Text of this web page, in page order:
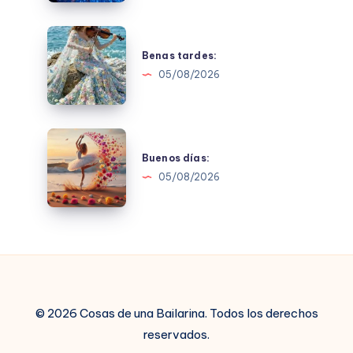
Benas
tardes:
Benas tardes:
05/08/2026
Buenos
días:
Buenos días:
05/08/2026
© 2026 Cosas de una Bailarina. Todos los derechos
reservados.